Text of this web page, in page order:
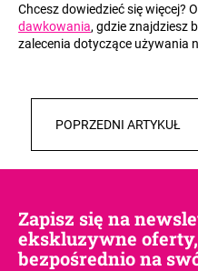
Chcesz dowiedzieć się więcej?
dawkowania, gdzie znajdziesz
zalecenia dotyczące używania
POPRZEDNI ARTYKUŁ
Zapisz się na
ekskluzywne
bezpośrednio na